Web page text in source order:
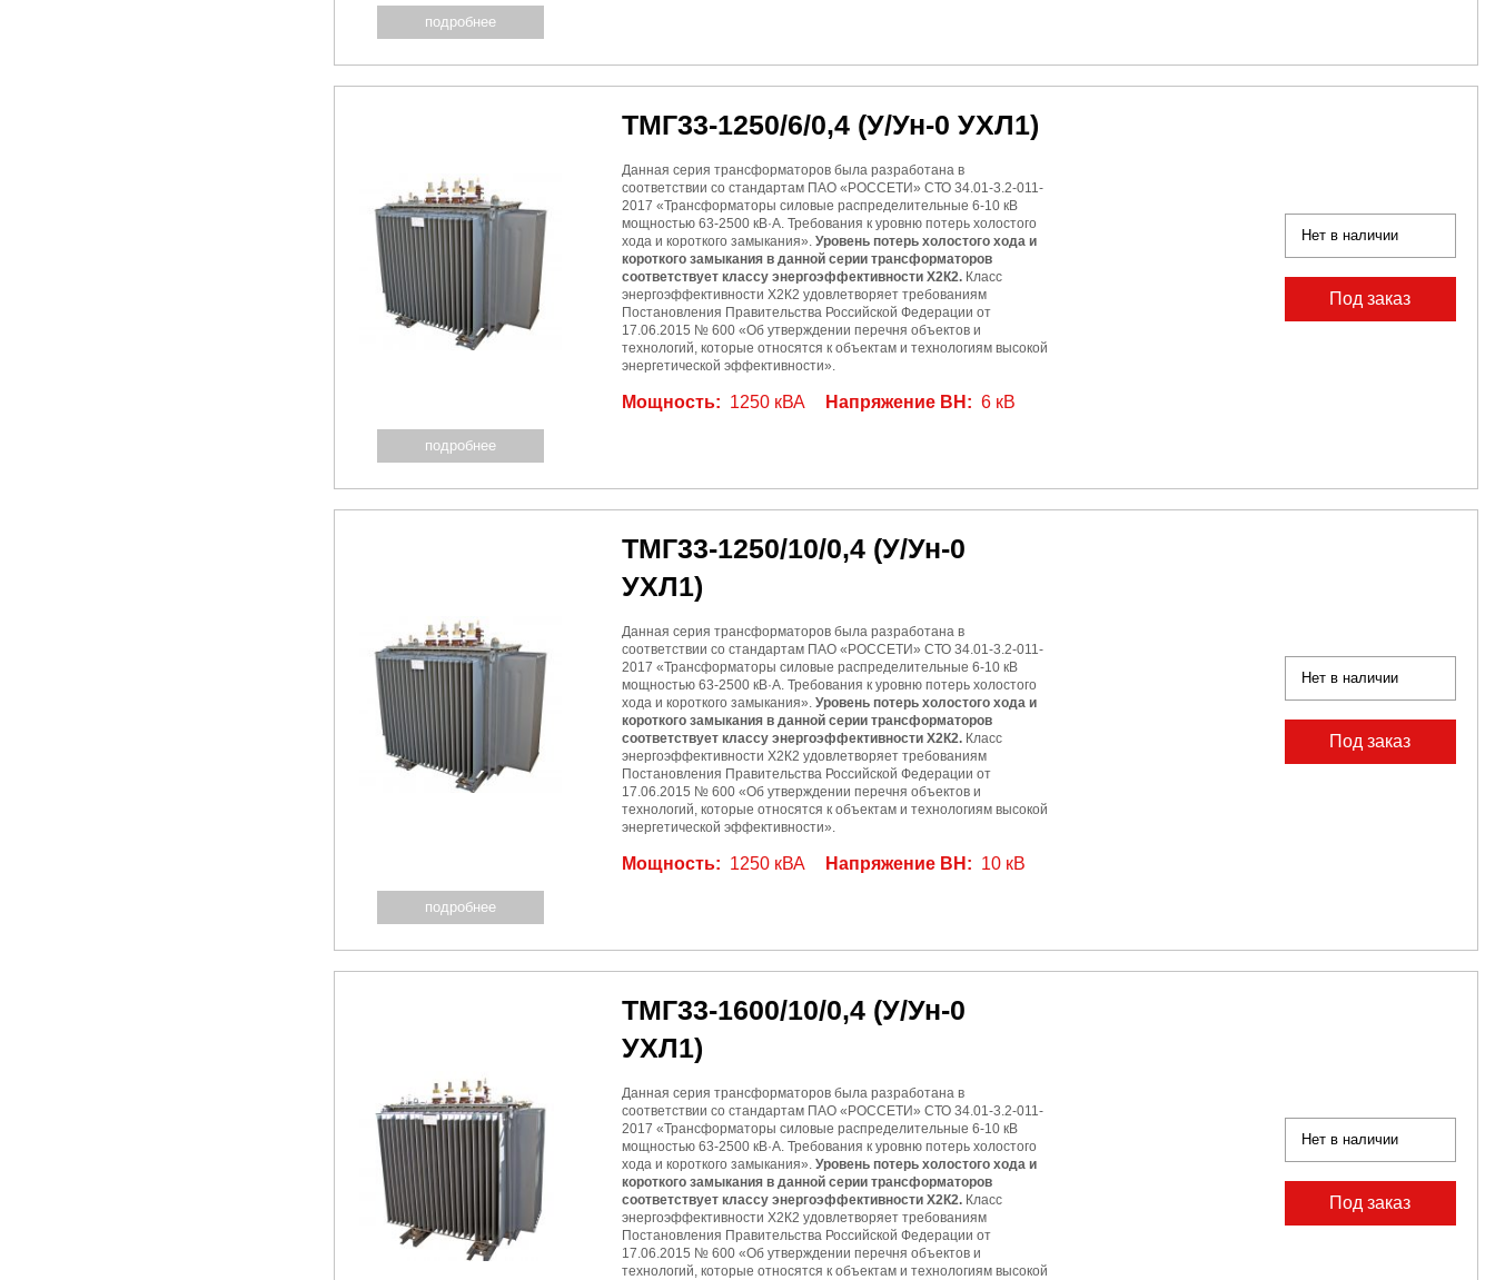
подробнее
ТМГ33-1250/6/0,4 (У/Ун-0 УХЛ1)
Данная серия трансформаторов была разработана в
соответствии со стандартам ПАО «РОССЕТИ» СТО 34.01-3.2-011-
2017 «Трансформаторы силовые распределительные 6-10 кВ
мощностью 63-2500 кВ·А. Требования к уровню потерь холостого
хода и короткого замыкания». Уровень потерь холостого хода и
короткого замыкания в данной серии трансформаторов
соответствует классу энергоэффективности Х2К2.Класс
энергоэффективности Х2К2 удовлетворяет требованиям
Постановления Правительства Российской Федерации от
17.06.2015 № 600 «Об утверждении перечня объектов и
технологий, которые относятся к объектам и технологиям высокой
энергетической эффективности».
Мощность: 1250 кВА Напряжение ВН: 6 кВ
Нет в наличии
Под заказ
подробнее
ТМГ33-1250/10/0,4 (У/Ун-0
УХЛ1)
Данная серия трансформаторов была разработана в
соответствии со стандартам ПАО «РОССЕТИ» СТО 34.01-3.2-011-
2017 «Трансформаторы силовые распределительные 6-10 кВ
мощностью 63-2500 кВ·А. Требования к уровню потерь холостого
хода и короткого замыкания». Уровень потерь холостого хода и
короткого замыкания в данной серии трансформаторов
соответствует классу энергоэффективности Х2К2.Класс
энергоэффективности Х2К2 удовлетворяет требованиям
Постановления Правительства Российской Федерации от
17.06.2015 № 600 «Об утверждении перечня объектов и
технологий, которые относятся к объектам и технологиям высокой
энергетической эффективности».
Мощность: 1250 кВА Напряжение ВН: 10 кВ
Нет в наличии
Под заказ
подробнее
ТМГ33-1600/10/0,4 (У/Ун-0
УХЛ1)
Данная серия трансформаторов была разработана в
соответствии со стандартам ПАО «РОССЕТИ» СТО 34.01-3.2-011-
2017 «Трансформаторы силовые распределительные 6-10 кВ
мощностью 63-2500 кВ·А. Требования к уровню потерь холостого
хода и короткого замыкания». Уровень потерь холостого хода и
короткого замыкания в данной серии трансформаторов
соответствует классу энергоэффективности Х2К2.Класс
энергоэффективности Х2К2 удовлетворяет требованиям
Постановления Правительства Российской Федерации от
17.06.2015 № 600 «Об утверждении перечня объектов и
технологий, которые относятся к объектам и технологиям высокой
Нет в наличии
Под заказ